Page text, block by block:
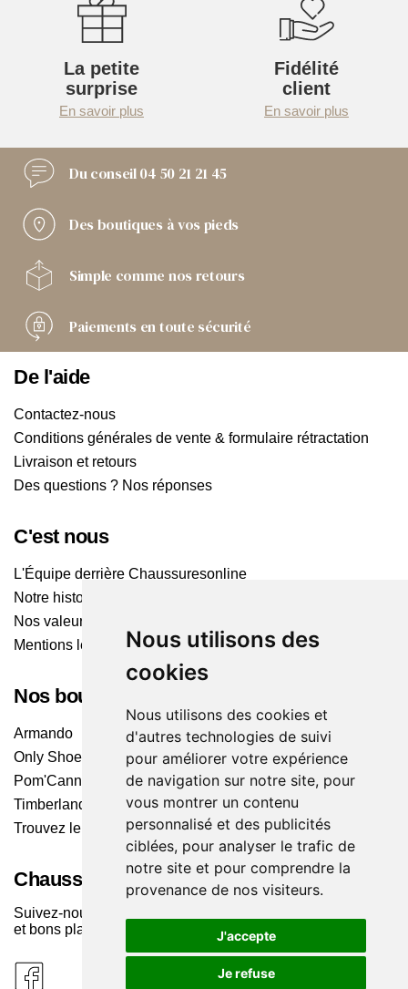
Nous utilisons des
cookies
Nous utilisons des cookies et
d'autres technologies de suivi
pour améliorer votre expérience
de navigation sur notre site, pour
vous montrer un contenu
personnalisé et des publicités
ciblées, pour analyser le trafic de
notre site et pour comprendre la
provenance de nos visiteurs.
J'accepte
Je refuse
La petite
surprise
En savoir plus
Fidélité
client
En savoir plus
Du conseil04 50 21 21 45
Des boutiques à vos pieds
Simple comme nos retours
Paiements en toute sécurité
De l'aide
Contactez-nous
Conditions générales de vente & formulaire rétractation
Livraison et retours
Des questions ? Nos réponses
C'est nous
L'Équipe derrière Chaussuresonline
Notre histoire
Nos valeurs
Mentions légales
Nos boutiques
Armando
Only Shoes
Pom'Cannelle
Timberland
Trouvez le magasin le plus proche
Chaussuresonline sur les Médias sociaux
Suivez-nous sur les réseaux pour les dernières tendances
et bons plans !